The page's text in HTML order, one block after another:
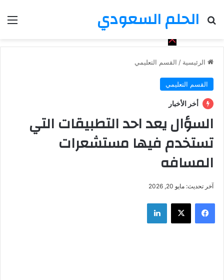
الحلم السعودي
بحث عن
الرئيسية / القسم التعليمي
القسم التعليمي
أخر الأخبار
السؤال يعد احد التطبيقات التي
تستخدم فيها مستشعرات
المسافه
آخر تحديث: مايو 20, 2026
فيسبوك ‫X لينكدإن